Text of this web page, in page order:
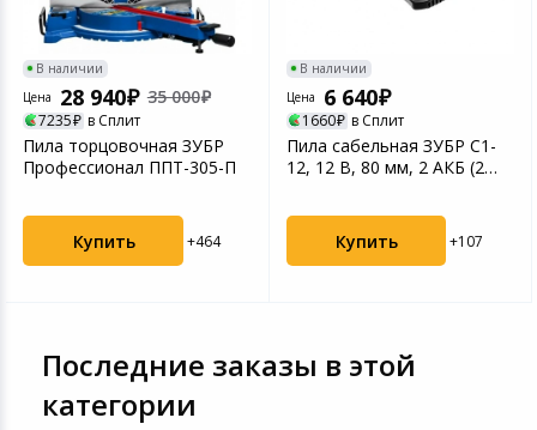
В наличии
Цена
28 940 35 000
7235 в Сплит
Пила торцовочная ЗУБР
Профессионал ППТ-305-П
Купить +464
В наличии
Цена
6 640
1660 в Сплит
Пила сабельная ЗУБР С1-
12, 12 В, 80 мм, 2 АКБ (2
Купить +107
Последние заказы в этой
категории